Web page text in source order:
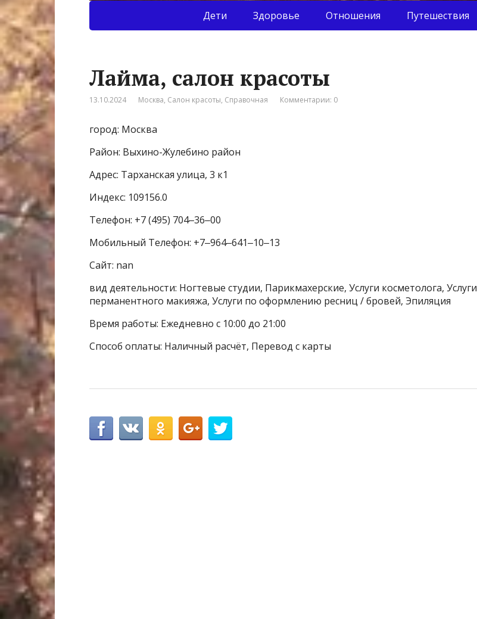
Дети Здоровье Отношения Путешествия
Лайма, салон красоты
13.10.2024 Москва, Салон красоты, Справочная Комментарии: 0
город: Москва
Район: Выхино-Жулебино район
Адрес: Тарханская улица, 3 к1
Индекс: 109156.0
Телефон: +7 (495) 704‒36‒00
Мобильный Телефон: +7‒964‒641‒10‒13
Сайт: nan
вид деятельности: Ногтевые студии, Парикмахерские, Услуги косметолога, Услуги
перманентного макияжа, Услуги по оформлению ресниц / бровей, Эпиляция
Время работы: Ежедневно с 10:00 до 21:00
Способ оплаты: Наличный расчёт, Перевод с карты